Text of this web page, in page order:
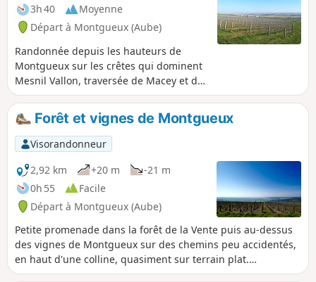
3h 40
Moyenne
Départ à Montgueux (Aube)
Randonnée depuis les hauteurs de
Montgueux sur les crêtes qui dominent
Mesnil Vallon, traversée de Macey et de
sa forêt domaniale avec retour en
longeant les vignes qui dominent la
Grange au Rez avec vue plongeante sur
Troyes.
Forêt et vignes de Montgueux
Visorandonneur
2,92 km
+20 m
-21 m
0h 55
Facile
Départ à Montgueux (Aube)
Petite promenade dans la forêt de la Vente puis au-dessus
des vignes de Montgueux sur des chemins peu accidentés,
en haut d'une colline, quasiment sur terrain plat.
Magnifiques vues sur Torvilliers, Troyes et Montgueux.